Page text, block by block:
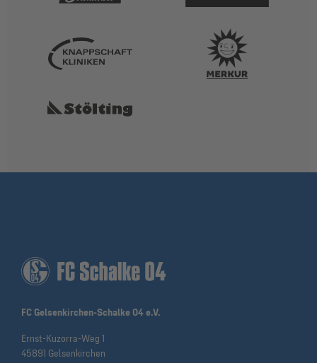
FC Gelsenkirchen-Schalke 04 e.V.
Ernst-Kuzorra-Weg 1
45891 Gelsenkirchen